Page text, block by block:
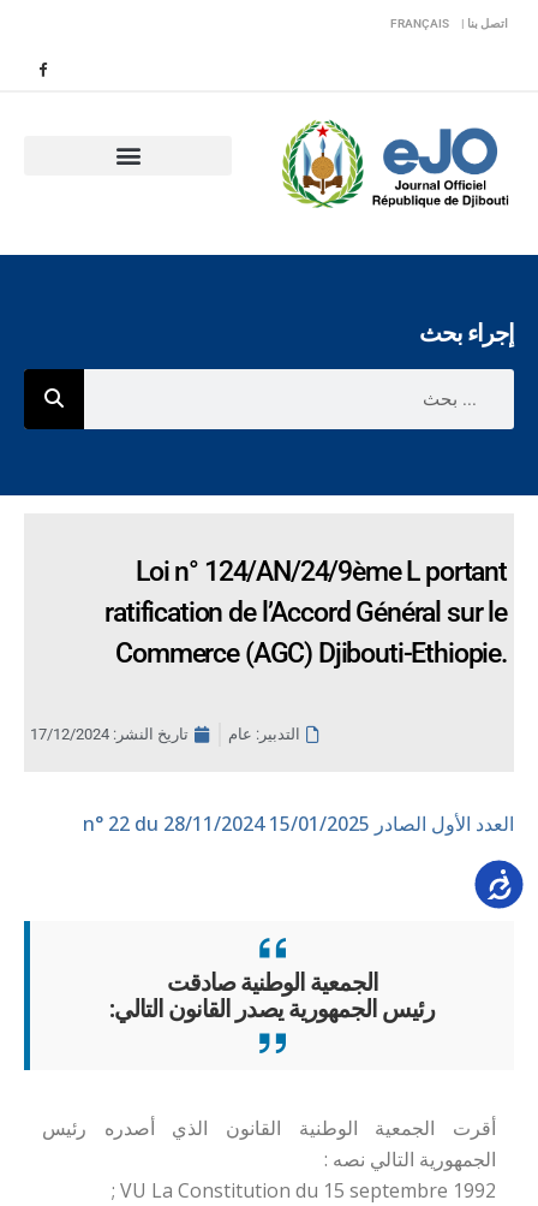
اتصل بنا | FRANÇAIS
إجراء بحث
Loi n° 124/AN/24/9ème L portant
ratification de l’Accord Général sur le
Commerce (AGC) Djibouti-Ethiopie.
التدبير: عام تاريخ النشر: 17/12/2024
العدد الأول الصادر 15/01/2025 n° 22 du 28/11/2024
الجمعية الوطنية صادقت
رئيس الجمهورية يصدر القانون التالي:
أقرت الجمعية الوطنية القانون الذي أصدره رئيس
الجمهورية التالي نصه :
VU La Constitution du 15 septembre 1992 ;